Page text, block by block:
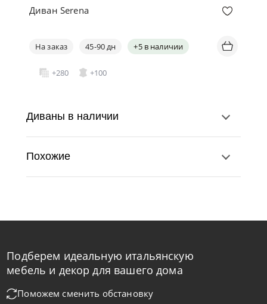
Диван Serena
На заказ 45-90 дн +5 в наличии
+280 +100
от
-40% до 08.31
Nicolettihome
Диваны в наличии
Похожие
Подберем идеальную итальянскую
мебель и декор для вашего дома
Поможем сменить обстановку